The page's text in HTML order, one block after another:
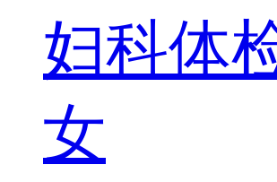
妇科体
女